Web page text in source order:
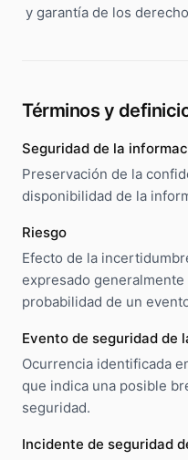
y garantía de los
Términos y
Seguridad de la
Preservación de la
disponibilidad de la
Riesgo
Efecto de la
expresado
probabilidad de un
Evento de seguridad de
Ocurrencia identificada
que indica una posible
seguridad.
Incidente de seguridad